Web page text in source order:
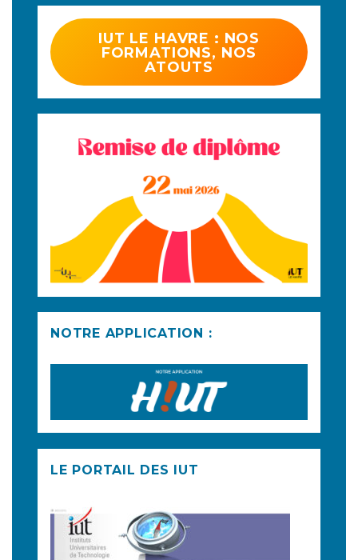
IUT LE HAVRE : NOS
FORMATIONS, NOS
ATOUTS
NOTRE APPLICATION :
LE PORTAIL DES IUT